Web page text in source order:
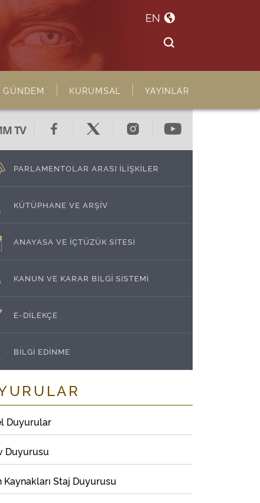
EN
GÜNDEM KURUMSAL YAYINLAR
TV
PARLAMENTOLAR ARASI İLİŞKİLER
KÜTÜPHANE VE ARŞİV
ANAYASA VE İÇTÜZÜK SİTESİ
KANUN VE KARAR BİLGİ SİSTEMİ
E-DİLEKÇE
BİLGİ EDİNME
Duyurular
Duyurusu
Kaynakları Staj Duyurusu